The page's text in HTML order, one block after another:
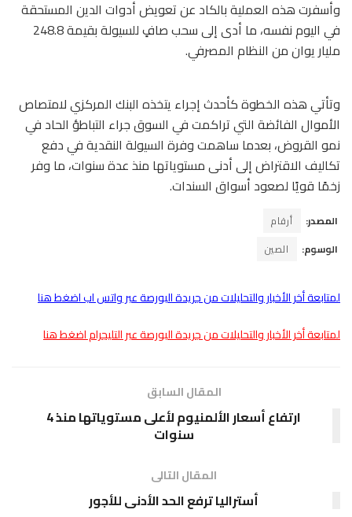
وأسفرت هذه العملية بالكاد عن تعويض أدوات الدين المستحقة
في اليوم نفسه، ما أدى إلى سحب صافٍ للسيولة بقيمة 248.8
مليار يوان من النظام المصرفي.
وتأتي هذه الخطوة كأحدث إجراء يتخذه البنك المركزي لامتصاص
الأموال الفائضة التي تراكمت في السوق جراء التباطؤ الحاد في
نمو القروض، بعدما ساهمت وفرة السيولة النقدية في دفع
تكاليف الاقتراض إلى أدنى مستوياتها منذ عدة سنوات، ما وفر
زخمًا قويًا لصعود أسواق السندات.
المصدر:
أرقام
الوسوم:
الصين
لمتابعة أخر الأخبار والتحليلات من جريدة البورصة عبر واتس اب اضغط هنا
لمتابعة أخر الأخبار والتحليلات من جريدة البورصة عبر التليجرام اضغط هنا
المقال السابق
ارتفاع أسعار الألمنيوم لأعلى مستوياتها منذ 4
سنوات
المقال التالى
أستراليا ترفع الحد الأدنى للأجور